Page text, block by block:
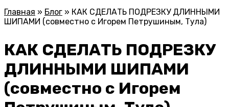
Главная » Блог » КАК СДЕЛАТЬ ПОДРЕЗКУ ДЛИННЫМИ
ШИПАМИ (совместно с Игорем Петрушиным, Тула)
КАК СДЕЛАТЬ ПОДРЕЗКУ
ДЛИННЫМИ ШИПАМИ
(совместно с Игорем